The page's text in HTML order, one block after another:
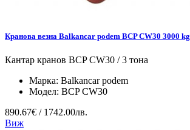
Кранова везна Balkancar podem BCP CW30 3000 kg
Кантар кранов BCP CW30 / 3 тона
Марка: Balkancar podem
Модел: BCP CW30
890.67€ / 1742.00лв.
Виж